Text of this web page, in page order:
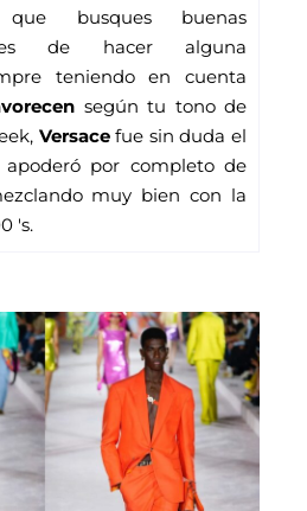
que busques buenas
de hacer alguna
teniendo en cuenta
según tu tono de
Versace fue sin duda el
por completo de
muy bien con la
's.